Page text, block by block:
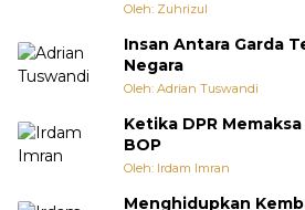
Oleh: Zuhrizul
Insan Antara Garda
Negara
Oleh: Adrian Tuswandi
Ketika DPR
BOP
Oleh: Irdam Imran
Menghidupkan